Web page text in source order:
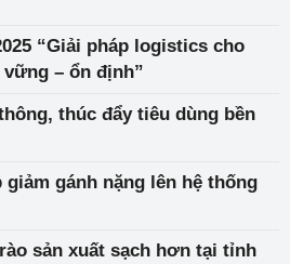
“Giải pháp logistics cho
– ổn định”
thúc đẩy tiêu dùng bền
gánh nặng lên hệ thống
sản xuất sạch hơn tại tỉnh